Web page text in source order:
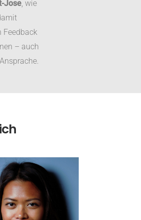
Jose, wie
Feedback
– auch